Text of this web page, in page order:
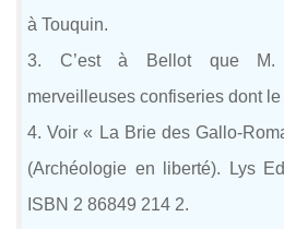
à Touquin.
3. C’est à Bellot que M.
merveilleuses confiseries dont
4. Voir « La Brie des Gallo-
(Archéologie en liberté). Lys
ISBN 2 86849 214 2.